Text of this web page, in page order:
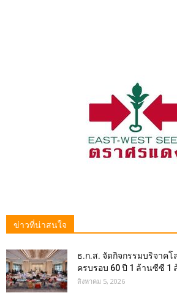
ข่าวที่น่าสนใจ
ธ.ก.ส. จัดกิจกรรมบริจาคโ
ครบรอบ 60 ปี 1 ล้านซีซี 1
สิงหาคม 5, 2026